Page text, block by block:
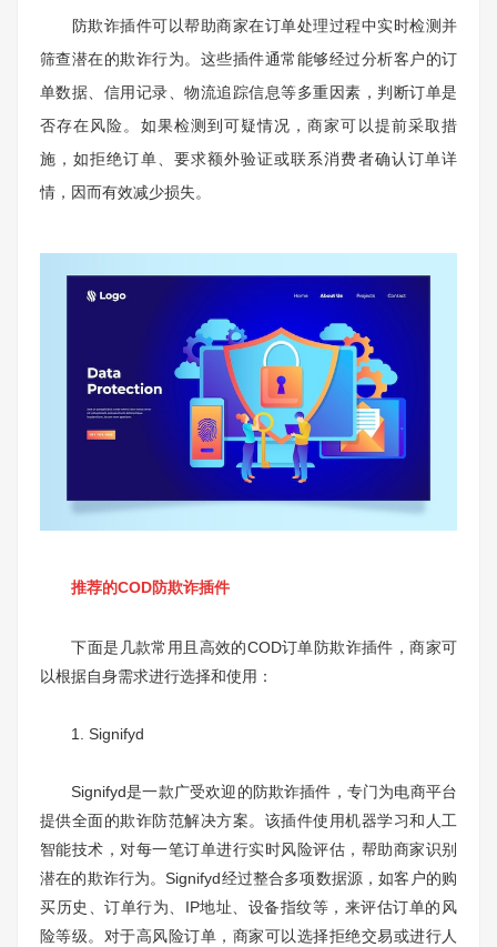
防欺诈插件可以帮助商家在订单处理过程中实时检测并
筛查潜在的欺诈行为。这些插件通常能够经过分析客户的订
单数据、信用记录、物流追踪信息等多重因素，判断订单是
否存在风险。如果检测到可疑情况，商家可以提前采取措
施，如拒绝订单、要求额外验证或联系消费者确认订单详
情，因而有效减少损失。
推荐的COD防欺诈插件
下面是几款常用且高效的COD订单防欺诈插件，商家可
以根据自身需求进行选择和使用：
1. Signifyd
Signifyd是一款广受欢迎的防欺诈插件，专门为电商平台
提供全面的欺诈防范解决方案。该插件使用机器学习和人工
智能技术，对每一笔订单进行实时风险评估，帮助商家识别
潜在的欺诈行为。Signifyd经过整合多项数据源，如客户的购
买历史、订单行为、IP地址、设备指纹等，来评估订单的风
险等级。对于高风险订单，商家可以选择拒绝交易或进行人